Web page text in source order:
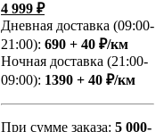
4 999 ₽
Дневная доставка (09:00-
21:00): 690 + 40 ₽/км
Ночная доставка (21:00-
09:00): 1390 + 40 ₽/км
При сумме заказа: 5 000-